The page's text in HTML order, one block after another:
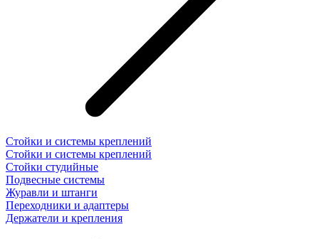
Стойки и системы креплений
Стойки и системы креплений
Стойки студийные
Подвесные системы
Журавли и штанги
Переходники и адаптеры
Держатели и крепления